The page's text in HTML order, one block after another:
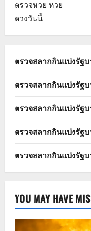
ตรวจหวย หวย
ดวงวันนี้
ตรวจสลากกินแบ่งรัฐบ
ตรวจสลากกินแบ่งรัฐบ
ตรวจสลากกินแบ่งรัฐ
ตรวจสลากกินแบ่งรัฐ
ตรวจสลากกินแบ่งรัฐ
YOU MAY HAVE